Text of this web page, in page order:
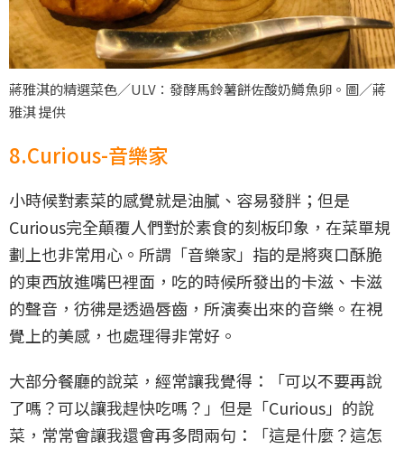
蔣雅淇的精選菜色／ULV：發酵馬鈴薯餅佐酸奶鱒魚卵。圖／蔣
雅淇 提供
8.Curious-音樂家
小時候對素菜的感覺就是油膩、容易發胖；但是
Curious完全顛覆人們對於素食的刻板印象，在菜單規
劃上也非常用心。所謂「音樂家」指的是將爽口酥脆
的東西放進嘴巴裡面，吃的時候所發出的卡滋、卡滋
的聲音，彷彿是透過唇齒，所演奏出來的音樂。在視
覺上的美感，也處理得非常好。
大部分餐廳的說菜，經常讓我覺得：「可以不要再說
了嗎？可以讓我趕快吃嗎？」但是「Curious」的說
菜，常常會讓我還會再多問兩句：「這是什麼？這怎